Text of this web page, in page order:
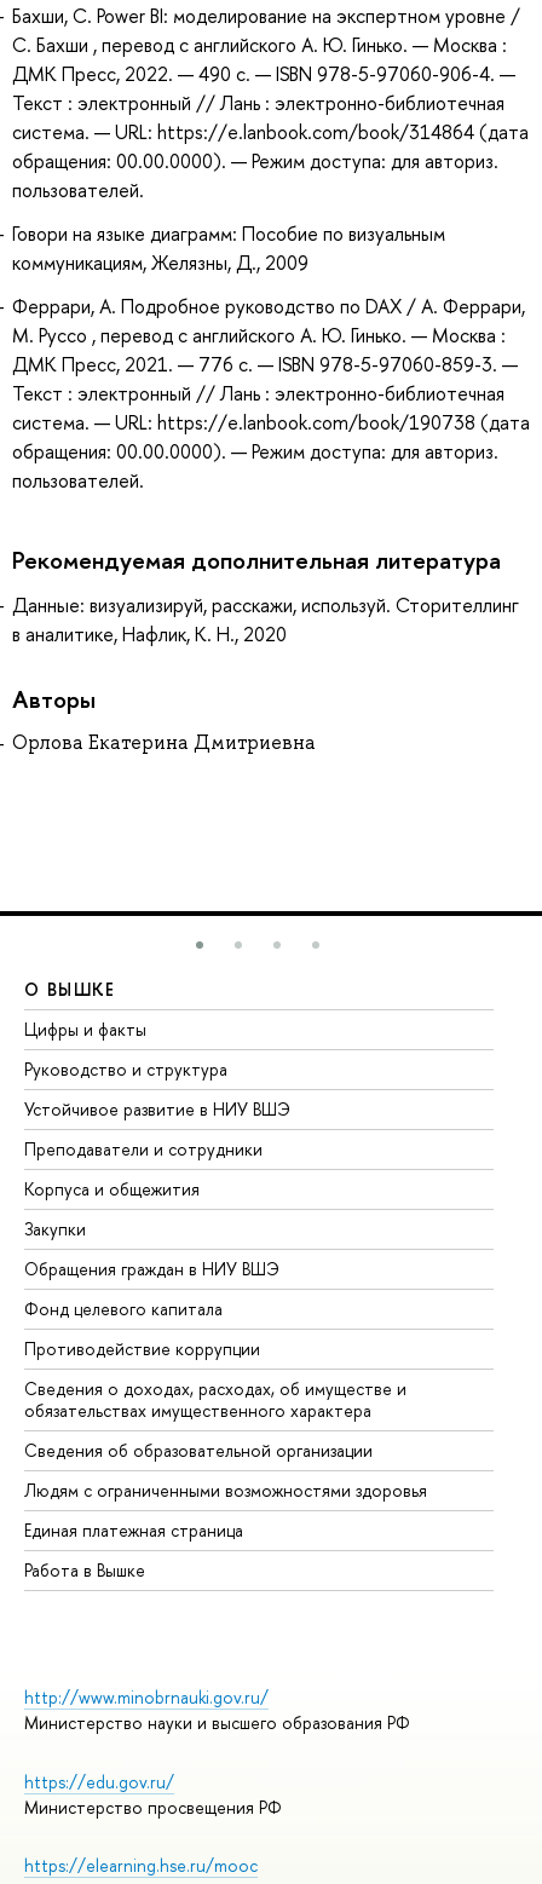
Бахши, С. Power BI: моделирование на экспертном уровне /
С. Бахши , перевод с английского А. Ю. Гинько. — Москва :
ДМК Пресс, 2022. — 490 с. — ISBN 978-5-97060-906-4. —
Текст : электронный // Лань : электронно-библиотечная
система. — URL: https://e.lanbook.com/book/314864 (дата
обращения: 00.00.0000). — Режим доступа: для авториз.
пользователей.
Говори на языке диаграмм: Пособие по визуальным
коммуникациям, Желязны, Д., 2009
Феррари, А. Подробное руководство по DAX / А. Феррари,
М. Руссо , перевод с английского А. Ю. Гинько. — Москва :
ДМК Пресс, 2021. — 776 с. — ISBN 978-5-97060-859-3. —
Текст : электронный // Лань : электронно-библиотечная
система. — URL: https://e.lanbook.com/book/190738 (дата
обращения: 00.00.0000). — Режим доступа: для авториз.
пользователей.
Рекомендуемая дополнительная литература
Данные: визуализируй, расскажи, используй. Сторителлинг
в аналитике, Нафлик, К. Н., 2020
Авторы
Орлова Екатерина Дмитриевна
О ВЫШКЕ
Цифры и факты
Руководство и структура
Устойчивое развитие в НИУ ВШЭ
Преподаватели и сотрудники
Корпуса и общежития
Закупки
Обращения граждан в НИУ ВШЭ
Фонд целевого капитала
Противодействие коррупции
Сведения о доходах, расходах, об имуществе и
обязательствах имущественного характера
Сведения об образовательной организации
Людям с ограниченными возможностями здоровья
Единая платежная страница
Работа в Вышке
http://www.minobrnauki.gov.ru/
Министерство науки и высшего образования РФ
https://edu.gov.ru/
Министерство просвещения РФ
https://elearning.hse.ru/mooc